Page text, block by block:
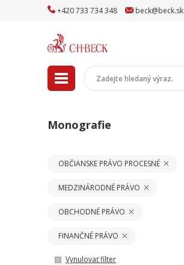
+420733 734348 beck@beck.sk
Monografie
OBČIANSKE PRÁVO PROCESNÉ
MEDZINÁRODNÉ PRÁVO
OBCHODNÉ PRÁVO
FINANČNÉ PRÁVO
Vynulovať filter